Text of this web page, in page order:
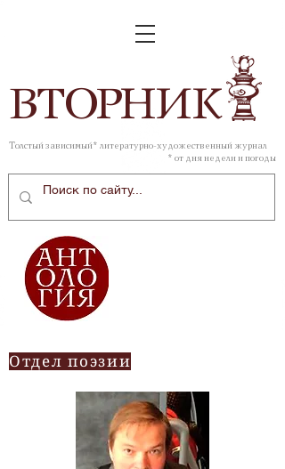
ВТОРНИК
Толстый зависимый* литературно-художественный журнал
* от дня недели и погоды
Отдел поэзии